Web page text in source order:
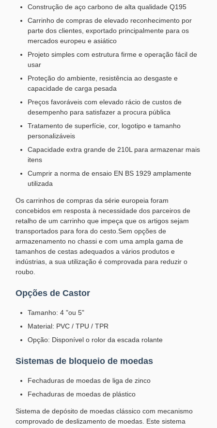
Construção de aço carbono de alta qualidade Q195
Carrinho de compras de elevado reconhecimento por
parte dos clientes, exportado principalmente para os
mercados europeu e asiático
Projeto simples com estrutura firme e operação fácil de
usar
Proteção do ambiente, resistência ao desgaste e
capacidade de carga pesada
Preços favoráveis com elevado rácio de custos de
desempenho para satisfazer a procura pública
Tratamento de superfície, cor, logotipo e tamanho
personalizáveis
Capacidade extra grande de 210L para armazenar mais
itens
Cumprir a norma de ensaio EN BS 1929 amplamente
utilizada
Os carrinhos de compras da série europeia foram
concebidos em resposta à necessidade dos parceiros de
retalho de um carrinho que impeça que os artigos sejam
transportados para fora do cesto.Sem opções de
armazenamento no chassi e com uma ampla gama de
tamanhos de cestas adequados a vários produtos e
indústrias, a sua utilização é comprovada para reduzir o
roubo.
Opções de Castor
Tamanho: 4 "ou 5"
Material: PVC / TPU / TPR
Opção: Disponível o rolor da escada rolante
Sistemas de bloqueio de moedas
Fechaduras de moedas de liga de zinco
Fechaduras de moedas de plástico
Sistema de depósito de moedas clássico com mecanismo
comprovado de deslizamento de moedas. Este sistema